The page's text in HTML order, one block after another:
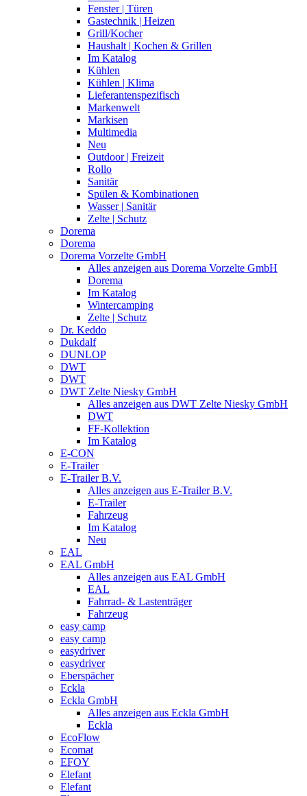
Fenster | Türen
Gastechnik | Heizen
Grill/Kocher
Haushalt | Kochen & Grillen
Im Katalog
Kühlen
Kühlen | Klima
Lieferantenspezifisch
Markenwelt
Markisen
Multimedia
Neu
Outdoor | Freizeit
Rollo
Sanitär
Spülen & Kombinationen
Wasser | Sanitär
Zelte | Schutz
Dorema
Dorema
Dorema Vorzelte GmbH
Alles anzeigen aus Dorema Vorzelte GmbH
Dorema
Im Katalog
Wintercamping
Zelte | Schutz
Dr. Keddo
Dukdalf
DUNLOP
DWT
DWT
DWT Zelte Niesky GmbH
Alles anzeigen aus DWT Zelte Niesky GmbH
DWT
FF-Kollektion
Im Katalog
E-CON
E-Trailer
E-Trailer B.V.
Alles anzeigen aus E-Trailer B.V.
E-Trailer
Fahrzeug
Im Katalog
Neu
EAL
EAL GmbH
Alles anzeigen aus EAL GmbH
EAL
Fahrrad- & Lastenträger
Fahrzeug
easy camp
easy camp
easydriver
easydriver
Eberspächer
Eckla
Eckla GmbH
Alles anzeigen aus Eckla GmbH
Eckla
EcoFlow
Ecomat
EFOY
Elefant
Elefant